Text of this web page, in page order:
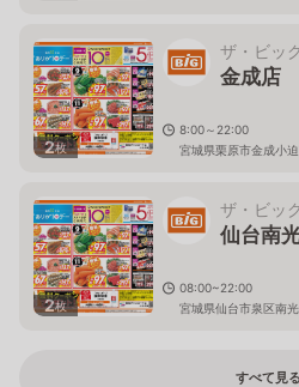
2枚
ザ・ビッ
金成店
8:00～22:00
宮城県栗原市金成小
2枚
ザ・ビッ
仙台南
08:00~22:00
宮城県仙台市泉区南
すべて見る